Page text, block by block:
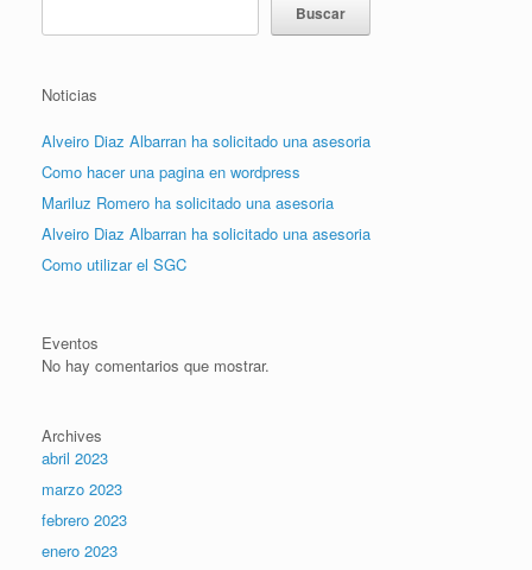
Buscar
Noticias
Alveiro Diaz Albarran ha solicitado una asesoria
Como hacer una pagina en wordpress
Mariluz Romero ha solicitado una asesoria
Alveiro Diaz Albarran ha solicitado una asesoria
Como utilizar el SGC
Eventos
No hay comentarios que mostrar.
Archives
abril 2023
marzo 2023
febrero 2023
enero 2023